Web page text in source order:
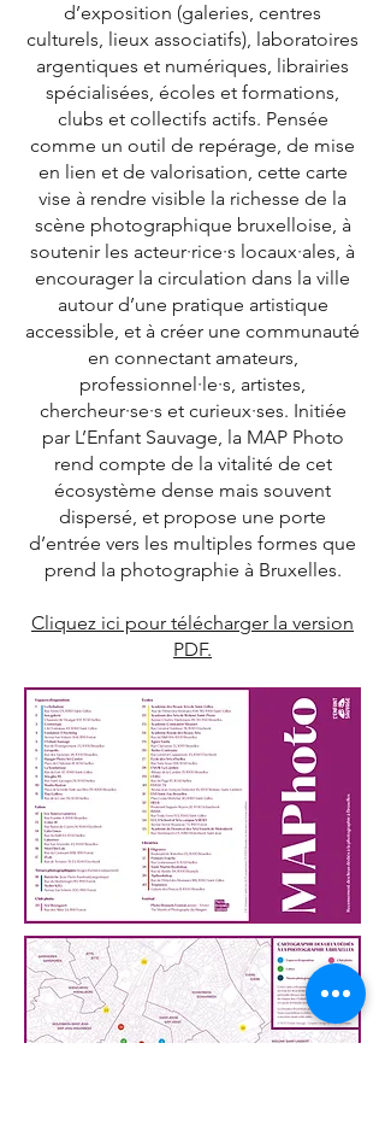
d’exposition (galeries, centres
culturels, lieux associatifs), laboratoires
argentiques et numériques, librairies
spécialisées, écoles et formations,
clubs et collectifs actifs. Pensée
comme un outil de repérage, de mise
en lien et de valorisation, cette carte
vise à rendre visible la richesse de la
scène photographique bruxelloise, à
soutenir les acteur·rice·s locaux·ales, à
encourager la circulation dans la ville
autour d’une pratique artistique
accessible, et à créer une communauté
en connectant amateurs,
professionnel·le·s, artistes,
chercheur·se·s et curieux·ses. Initiée
par L’Enfant Sauvage, la MAP Photo
rend compte de la vitalité de cet
écosystème dense mais souvent
dispersé, et propose une porte
d’entrée vers les multiples formes que
prend la photographie à Bruxelles.
Cliquez ici pour télécharger la version
PDF.